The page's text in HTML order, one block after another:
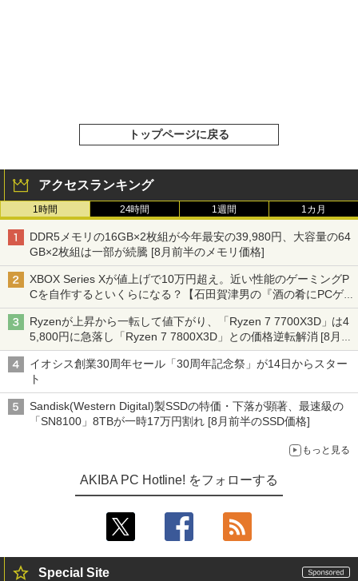
トップページに戻る
アクセスランキング
1時間 24時間 1週間 1カ月
DDR5メモリの16GB×2枚組が今年最安の39,980円、大容量の64
GB×2枚組は一部が続騰 [8月前半のメモリ価格]
XBOX Series Xが値上げで10万円超え。近い性能のゲーミングP
Cを自作するといくらになる？【石田賀津男の『酒の肴にPCゲ
ーム』】
Ryzenが上昇から一転して値下がり、「Ryzen 7 7700X3D」は4
5,800円に急落し「Ryzen 7 7800X3D」との価格逆転解消 [8月前
半のCPU価格]
イオシス創業30周年セール「30周年記念祭」が14日からスター
ト
Sandisk(Western Digital)製SSDの特価・下落が顕著、最速級の
「SN8100」8TBが一時17万円割れ [8月前半のSSD価格]
もっと見る
AKIBA PC Hotline! をフォローする
Special Site